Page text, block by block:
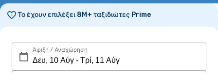
Το έχουν επιλέξει 8M+ ταξιδιώτες Prime
Άφιξη / Αναχώρηση